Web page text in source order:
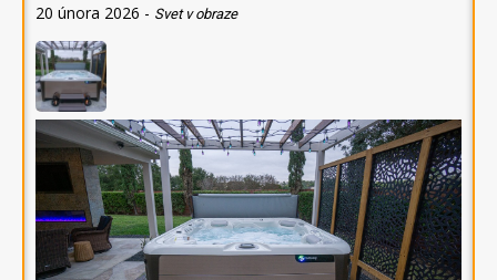
20 února 2026 - Svet v obraze